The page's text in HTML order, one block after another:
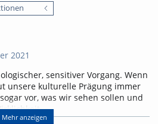
2021
sensitiver Vorgang. Wenn
unsere kulturelle Prägung immer
vor, was wir sehen sollen und
Mehr anzeigen